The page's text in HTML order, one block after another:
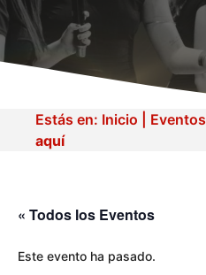
Estás en: Inicio Eventos
aquí
« Todos los Eventos
Este evento ha pasado.